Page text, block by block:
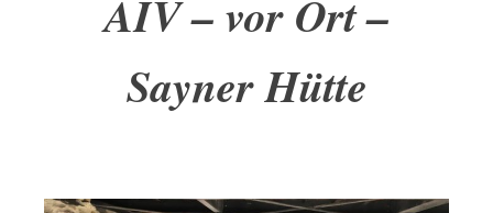
AIV – vor Ort –
Sayner Hütte